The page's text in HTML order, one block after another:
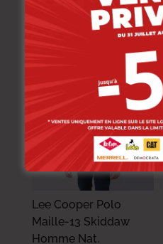
Lee Cooper Polo
Maille-13 Skiddaw
Homme Nat.